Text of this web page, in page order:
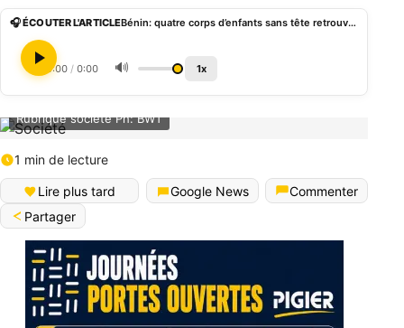
🎧 ÉCOUTER L'ARTICLE Bénin: quatre corps d’enfants sans tête retrouvés derrière la morgue du CNHU
0:00 / 0:00 🔊 1x
Rubrique société Ph: BWT
1 min de lecture
Lire plus tard Google News
Commenter
Partager